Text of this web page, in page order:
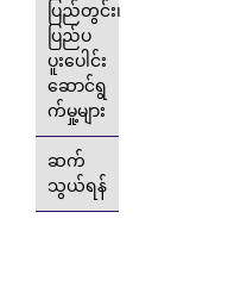
ပြည်တွင်း၊
ပြည်ပ
ပူးပေါင်း
ဆောင်ရွ
က်မှု့များ
ဆက်
သွယ်ရန်